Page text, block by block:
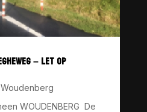
– LET OP
WOUDENBERG De